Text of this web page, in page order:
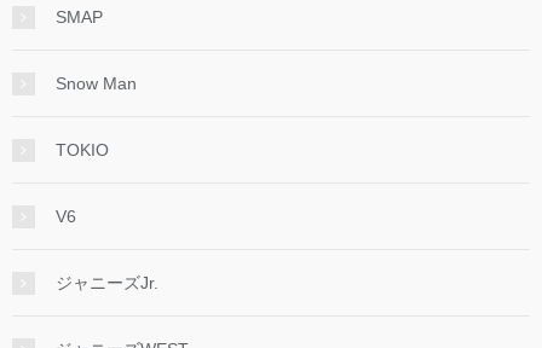
SMAP
Snow Man
TOKIO
V6
ジャニーズJr.